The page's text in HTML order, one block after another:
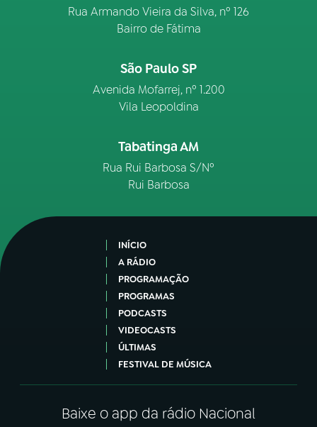
Rua Armando Vieira da Silva, nº 126
Bairro de Fátima
São Paulo SP
Avenida Mofarrej, nº 1.200
Vila Leopoldina
Tabatinga AM
Rua Rui Barbosa S/Nº
Rui Barbosa
INÍCIO
A RÁDIO
PROGRAMAÇÃO
PROGRAMAS
PODCASTS
VIDEOCASTS
ÚLTIMAS
FESTIVAL DE MÚSICA
Baixe o app da rádio Nacional